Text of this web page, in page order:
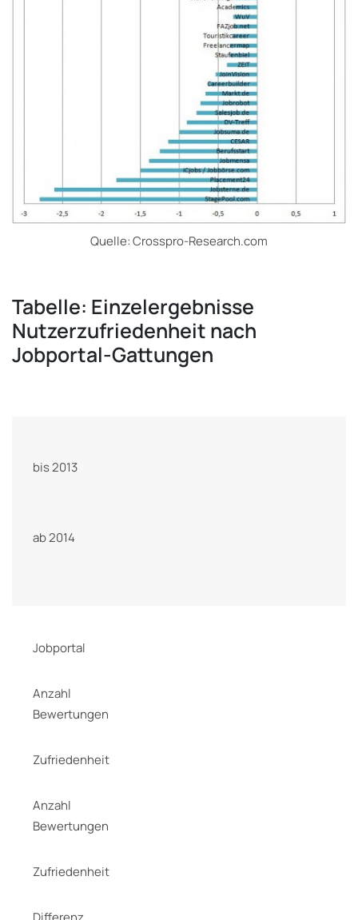
Quelle: Crosspro-Research.com
Tabelle: Einzelergebnisse
Nutzerzufriedenheit nach
Jobportal-Gattungen
bis 2013
ab 2014
Jobportal
Anzahl
Bewertungen
Zufriedenheit
Anzahl
Bewertungen
Zufriedenheit